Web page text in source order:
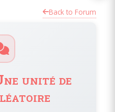
Back to Forum
unité de